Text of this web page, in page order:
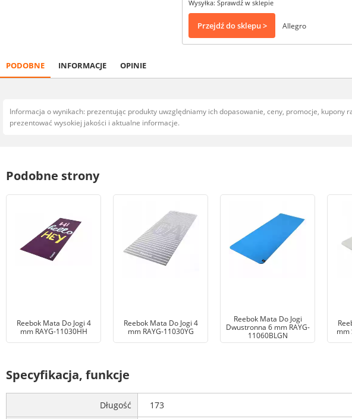
Wysyłka: Sprawdź w sklepie
Przejdź do sklepu > Allegro
PODOBNE INFORMACJE OPINIE
Informacja o wynikach: prezentując produkty uwzględniamy ich dopasowanie, ceny, promocje,
prezentować wysokiej jakości i aktualne informacje.
Podobne strony
Reebok Mata Do Jogi 4
mm RAYG-11030HH
Reebok Mata Do Jogi 4
mm RAYG-11030YG
Reebok Mata Do Jogi
Dwustronna 6 mm RAYG-
11060BLGN
mm
Specyfikacja, funkcje
Długość 173